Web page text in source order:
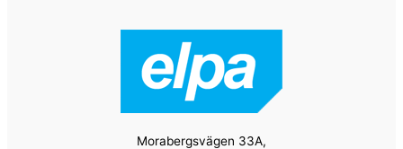
Morabergsvägen 33A,